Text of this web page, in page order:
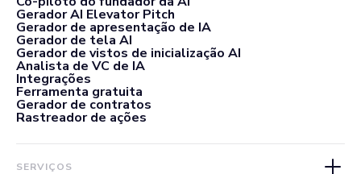
Gerador AI Elevator Pitch
Gerador de apresentação de IA
Gerador de tela AI
Gerador de vistos de inicialização AI
Analista de VC de IA
Integrações
Ferramenta gratuita
Gerador de contratos
Rastreador de ações
SERVIÇOS